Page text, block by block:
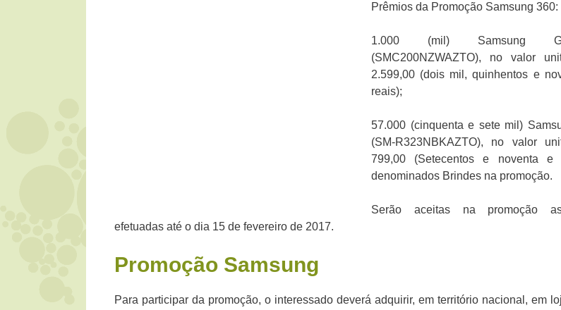
Prêmios da Promoção Samsung 360:
1.000 (mil) Samsung
(SMC200NZWAZTO), no valor
2.599,00 (dois mil, quinhentos e
reais);
57.000 (cinquenta e sete mil)
(SM-R323NBKAZTO), no valor
799,00 (Setecentos e noventa e
denominados Brindes na promoção.
Serão aceitas na promoção
efetuadas até o dia 15 de fevereiro de 2017.
Promoção Samsung
Para participar da promoção, o interessado deverá adquirir, em território nacional, em